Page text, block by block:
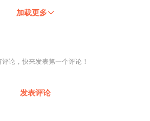
加载更多
论，快来发表第一个评论！
发表评论